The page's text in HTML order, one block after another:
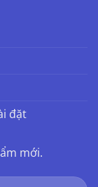
đặt
mới.